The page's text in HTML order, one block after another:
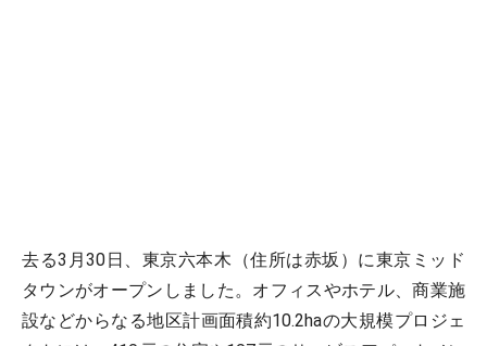
去る3月30日、東京六本木（住所は赤坂）に東京ミッド
タウンがオープンしました。オフィスやホテル、商業施
設などからなる地区計画面積約10.2haの大規模プロジェ